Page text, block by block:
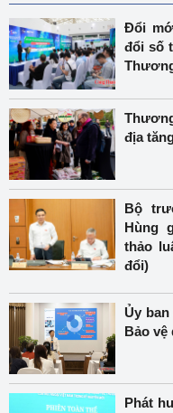
Đổi
đổi số
địa
Bộ
Hùng
thảo
đổi)
Ủy
Bảo
Phát